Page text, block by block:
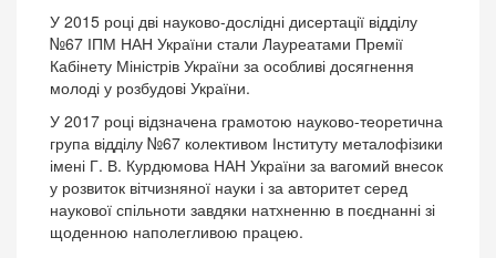
У 2015 році дві науково-дослідні дисертації відділу
№67 ІПМ НАН України стали Лауреатами Премії
Кабінету Міністрів України за особливі досягнення
молоді у розбудові України.
У 2017 році відзначена грамотою науково-теоретична
група відділу №67 колективом Інституту металофізики
імені Г. В. Курдюмова НАН України за вагомий внесок
у розвиток вітчизняної науки і за авторитет серед
наукової спільноти завдяки натхненню в поєднанні зі
щоденною наполегливою працею.